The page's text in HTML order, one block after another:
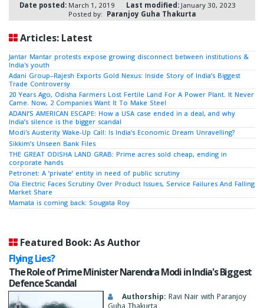
Date posted:March 1, 2019 Last modified:January 30, 2023
Posted by: Paranjoy Guha Thakurta
Articles: Latest
Jantar Mantar protests expose growing disconnect between institutions &
India's youth
Adani Group–Rajesh Exports Gold Nexus: Inside Story of India’s Biggest
Trade Controversy
20 Years Ago, Odisha Farmers Lost Fertile Land For A Power Plant. It Never
Came. Now, 2 Companies Want It To Make Steel
ADANI’S AMERICAN ESCAPE: How a USA case ended in a deal, and why
India’s silence is the bigger scandal
Modi's Austerity Wake-Up Call: Is India's Economic Dream Unravelling?
Sikkim’s Unseen Bank Files
THE GREAT ODISHA LAND GRAB: Prime acres sold cheap, ending in
corporate hands
Petronet: A ‘private’ entity in need of public scrutiny
Ola Electric Faces Scrutiny Over Product Issues, Service Failures And Falling
Market Share
Mamata is coming back: Sougata Roy
Featured Book: As Author
Flying Lies?
The Role of Prime Minister Narendra Modi in India's Biggest
Defence Scandal
Authorship: Ravi Nair with Paranjoy